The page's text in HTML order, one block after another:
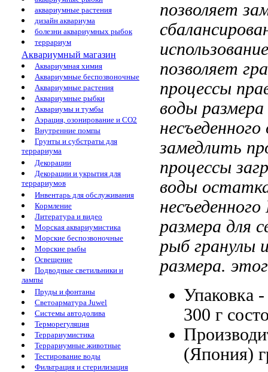
аквариумные растения
дизайн аквариума
болезни аквариумных рыбок
террариум
Аквариумный магазин
Аквариумная химия
Аквариумные беспозвоночные
Аквариумные растения
Аквариумные рыбки
Аквариумы и тумбы
Аэрация, озонирование и CO2
Внутренние помпы
Грунты и субстраты для
террариума
Декорации
Декорации и укрытия для
террариумов
Инвентарь для обслуживания
Кормление
Литература и видео
Морская аквариумистика
Морские беспозвоночные
Морские рыбы
Освещение
Подводные светильники и
лампы
Пруды и фонтаны
Светоарматура Juwel
Системы автодолива
Терморегуляция
Террариумистика
Террариумные животные
Тестирование воды
Фильтрация и стерилизация
позволяет
позволяет
процессы
воды
несъеденного
замедлить
процессы
воды
несъеденного
размера для
рыб гранулы
размера.
Упаковка
300 г
(Япония)